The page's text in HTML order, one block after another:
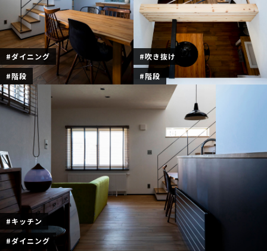
#ダイニング
#階段
#吹き抜け
#階段
#キッチン
#ダイニング